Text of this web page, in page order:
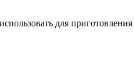
для приготовления